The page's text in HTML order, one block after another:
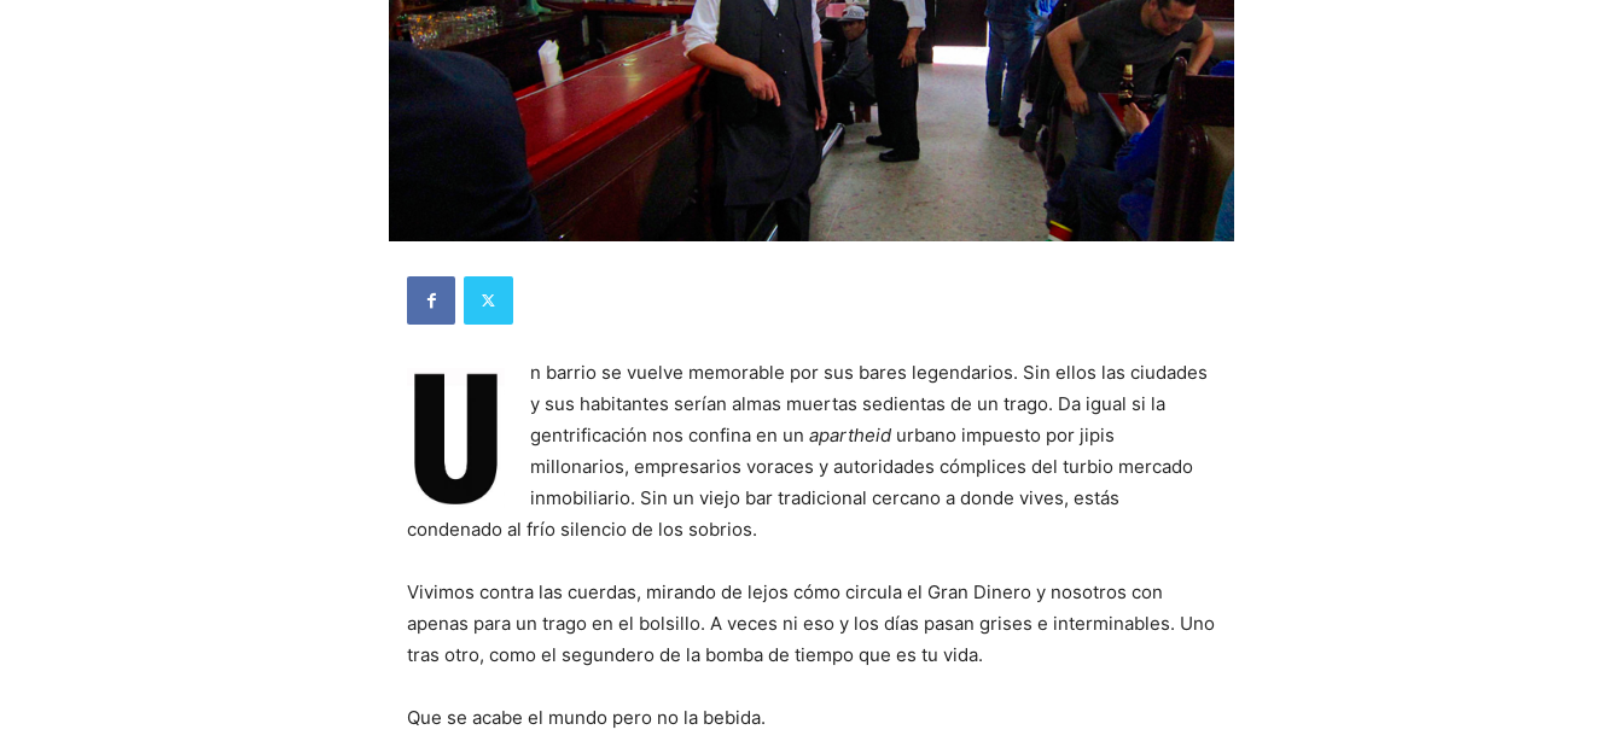
n barrio se vuelve memorable por sus bares legendarios. Sin ellos las ciudades
y sus habitantes serían almas muertas sedientas de un trago. Da igual si la
gentrificación nos confina en un apartheid urbano impuesto por jipis
millonarios, empresarios voraces y autoridades cómplices del turbio mercado
inmobiliario. Sin un viejo bar tradicional cercano a donde vives, estás
condenado al frío silencio de los sobrios.
Vivimos contra las cuerdas, mirando de lejos cómo circula el Gran Dinero y nosotros con
apenas para un trago en el bolsillo. A veces ni eso y los días pasan grises e interminables. Uno
tras otro, como el segundero de la bomba de tiempo que es tu vida.
Que se acabe el mundo pero no la bebida.